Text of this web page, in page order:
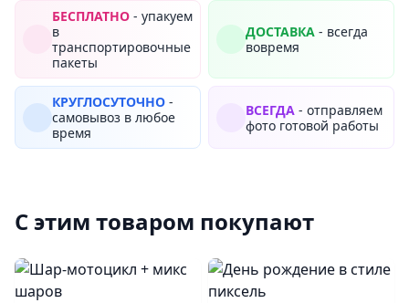
БЕСПЛАТНО - упакуем
в
транспортировочные
пакеты
ДОСТАВКА - всегда
вовремя
КРУГЛОСУТОЧНО -
самовывоз в любое
время
ВСЕГДА - отправляем
фото готовой работы
С этим товаром покупают